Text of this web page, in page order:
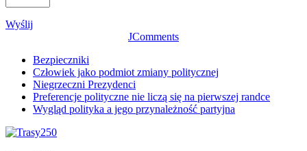
Wyślij
JComments
Bezpieczniki
Człowiek jako podmiot zmiany politycznej
Niegrzeczni Prezydenci
Preferencje polityczne nie liczą się na pierwszej randce
Wygląd polityka a jego przynależność partyjna